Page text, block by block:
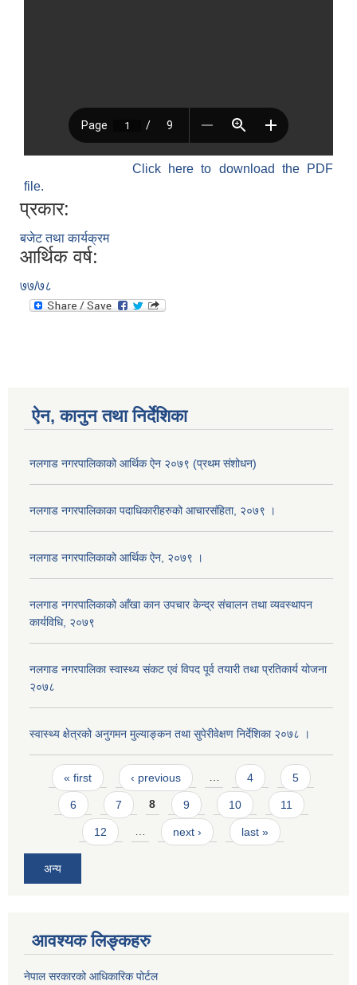
Click here to download the PDF
file.
प्रकार:
बजेट तथा कार्यक्रम
आर्थिक वर्ष:
७७/७८
ऐन, कानुन तथा निर्देशिका
नलगाड नगरपालिकाको आर्थिक ऐन २०७९ (प्रथम संशोधन)
नलगाड नगरपालिकाका पदाधिकारीहरुको आचारसंहिता, २०७९ ।
नलगाड नगरपालिकाको आर्थिक ऐन, २०७९ ।
नलगाड नगरपालिकाको आँखा कान उपचार केन्द्र संचालन तथा व्यवस्थापन
कार्यविधि, २०७९
नलगाड नगरपालिका स्वास्थ्य संकट एवं विपद पूर्व तयारी तथा प्रतिकार्य योजना
२०७८
स्वास्थ्य क्षेत्रको अनुगमन मुल्याङ्कन तथा सुपेरीवेक्षण निर्देशिका २०७८ ।
Pages
« first ‹ previous … 4 5
6 7 8 9 10 11
12 … next › last »
अन्य
आवश्यक लिङ्कहरु
नेपाल सरकारको आधिकारिक पोर्टल